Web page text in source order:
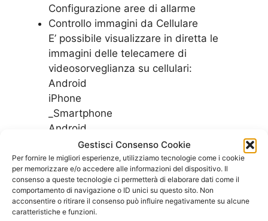
Gestisci Consenso Cookie
Per fornire le migliori esperienze, utilizziamo tecnologie come i cookie
per memorizzare e/o accedere alle informazioni del dispositivo. Il
consenso a queste tecnologie ci permetterà di elaborare dati come il
comportamento di navigazione o ID unici su questo sito. Non
acconsentire o ritirare il consenso può influire negativamente su alcune
caratteristiche e funzioni.
Configurazione aree di allarme
Controllo immagini da Cellulare
E’ possibile visualizzare in diretta le
immagini delle telecamere di
videosorveglianza su cellulari:
Android
iPhone
_Smartphone
Android
_Samsung
Controlla le nostre offerte per vedere quale
piano tarriffario di adatta meglio alle esigenze
del tuo ufficio